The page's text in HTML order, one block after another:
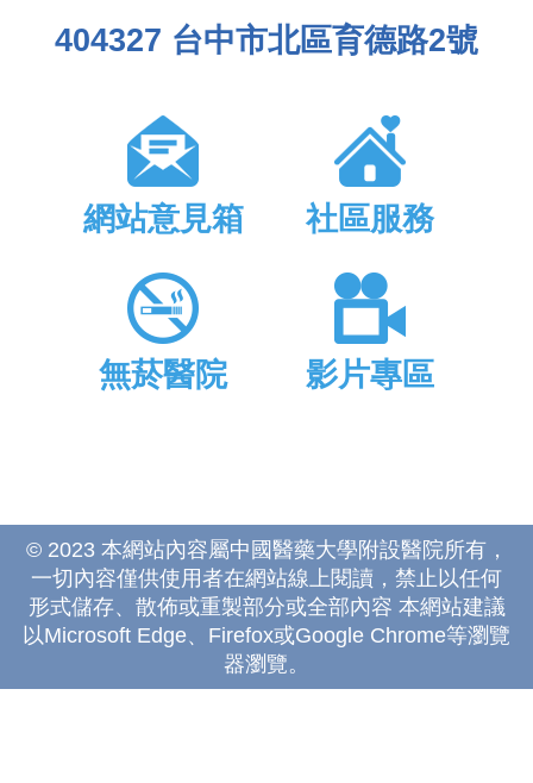
404327 台中市北區育德路2號
網站意見箱 社區服務
無菸醫院 影片專區
© 2023 本網站內容屬中國醫藥大學附設醫院所有，
一切內容僅供使用者在網站線上閱讀，禁止以任何
形式儲存、散佈或重製部分或全部內容 本網站建議
以Microsoft Edge、Firefox或Google Chrome等瀏覽
器瀏覽。